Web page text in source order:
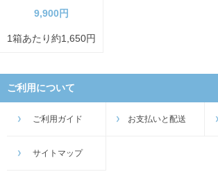
9,900円
1箱あたり約1,650円
ご利用について
ご利用ガイド お支払いと配送
サイトマップ